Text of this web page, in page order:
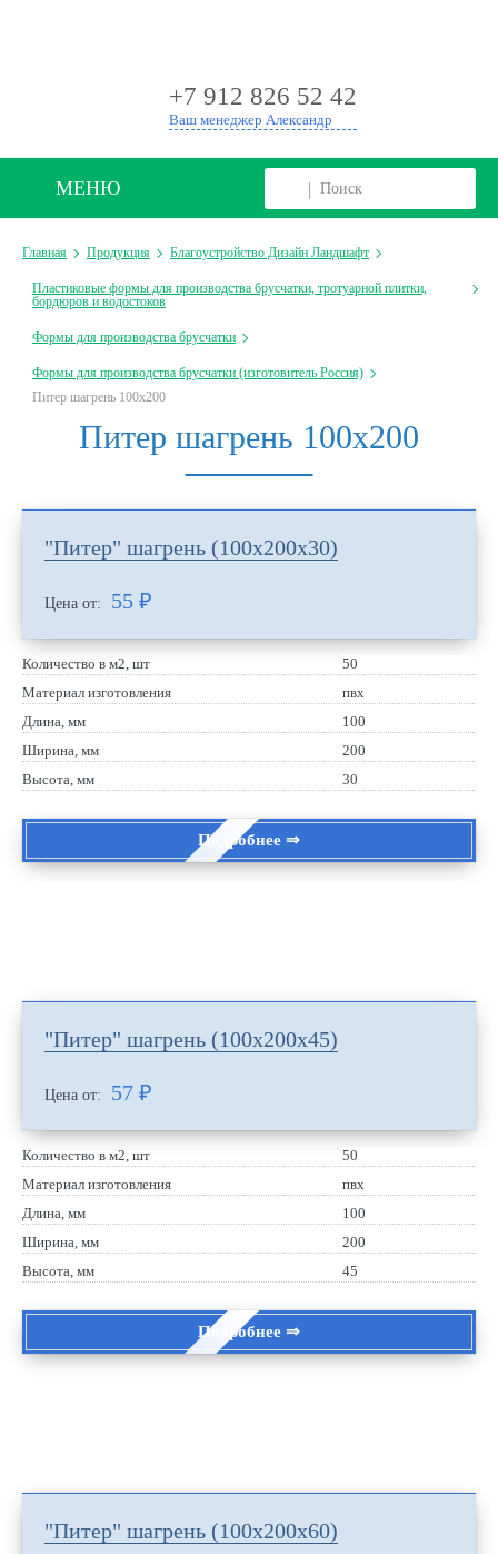
+7 912 826 52 42
Ваш менеджер Александр
МЕНЮ
Главная Продукция Благоустройство Дизайн Ландшафт
Пластиковые формы для производства брусчатки, тротуарной плитки,
бордюров и водостоков
Формы для производства брусчатки
Формы для производства брусчатки (изготовитель Россия)
Питер шагрень 100х200
Питер шагрень 100х200
"Питер" шагрень (100х200х30)
Цена от: 55 ₽
Количество в м2, шт
50
Материал изготовления
пвх
Длина, мм
100
Ширина, мм
200
Высота, мм
30
Подробнее ⇒
"Питер" шагрень (100х200х45)
Цена от: 57 ₽
Количество в м2, шт
50
Материал изготовления
пвх
Длина, мм
100
Ширина, мм
200
Высота, мм
45
Подробнее ⇒
"Питер" шагрень (100х200х60)